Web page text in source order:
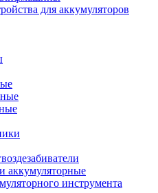
для аккумуляторов
аккумуляторные
инструмента